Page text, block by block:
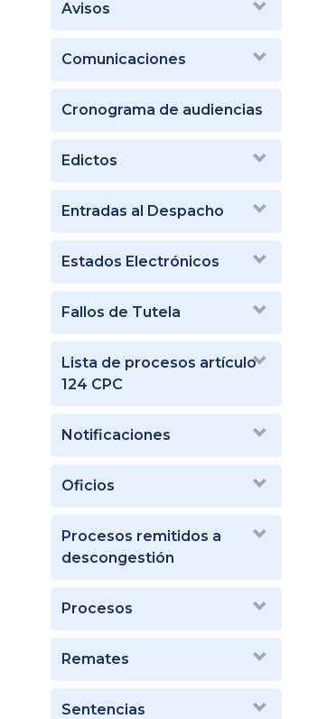
Avisos
Comunicaciones
Cronograma de audiencias
Edictos
Entradas al Despacho
Estados Electrónicos
Fallos de Tutela
Lista de procesos artículo
124 CPC
Notificaciones
Oficios
Procesos remitidos a
descongestión
Procesos
Remates
Sentencias